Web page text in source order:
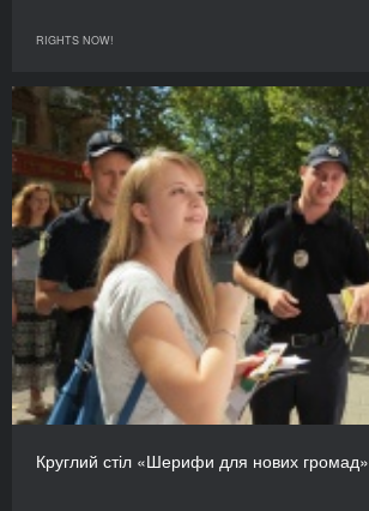
RIGHTS NOW!
Круглий стіл «Шерифи для нових громад»